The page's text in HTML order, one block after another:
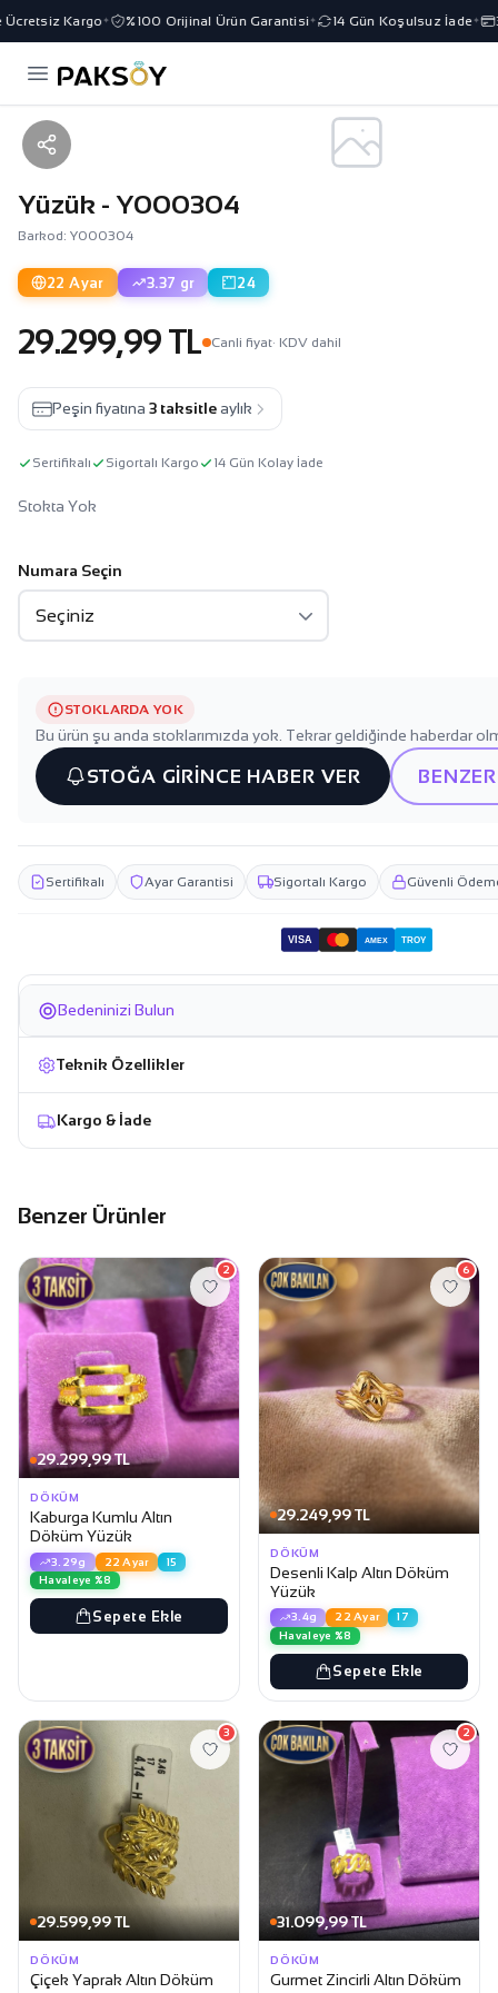
Kargo✦ %100 Orijinal Ürün Garantisi✦ 14 Gün Koşulsuz İade✦ 3
Yüzük - Y000304
Barkod: Y000304
22 Ayar 3.37 gr 24
29.299,99 TL Canli fiyat· KDV dahil
Peşin fiyatına 3 taksitle aylık
Sertifikalı Sigortalı Kargo 14 Gün Kolay İade
Stokta Yok
Numara Seçin
STOKLARDA YOK
Bu ürün şu anda stoklarımızda yok. Tekrar geldiğinde haberdar
STOĞA GİRİNCE HABER VER
Sertifikalı Ayar Garantisi Sigortalı Kargo Güvenli
VISA AMEX TROY
Bedeninizi Bulun
Teknik Özellikler
Kargo & İade
Benzer Ürünler
29.299,99 TL
2
DÖKÜM
Kaburga Kumlu Altın
Döküm Yüzük
3.29g 22 Ayar
15
Havaleye %8
Sepete Ekle
29.249,99 TL
6
DÖKÜM
Desenli Kalp Altın Döküm
Yüzük
3.4g 22 Ayar
17
Havaleye %8
Sepete Ekle
29.599,99 TL
3
DÖKÜM
Çiçek Yaprak Altın Döküm
31.099,99 TL
2
DÖKÜM
Gurmet Zincirli Altın Döküm